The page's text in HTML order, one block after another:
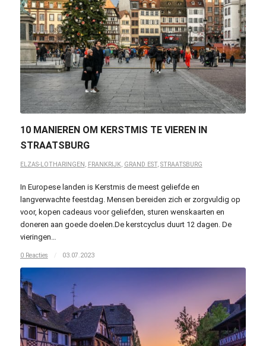
10 MANIEREN OM KERSTMIS TE VIEREN IN
STRAATSBURG
ELZAS-LOTHARINGEN , FRANKRIJK, GRAND EST, STRAATSBURG
In Europese landen is Kerstmis de meest geliefde en
langverwachte feestdag. Mensen bereiden zich er zorgvuldig op
voor, kopen cadeaus voor geliefden, sturen wenskaarten en
doneren aan goede doelen.De kerstcyclus duurt 12 dagen. De
vieringen…
0 Reacties / 03.07.2023